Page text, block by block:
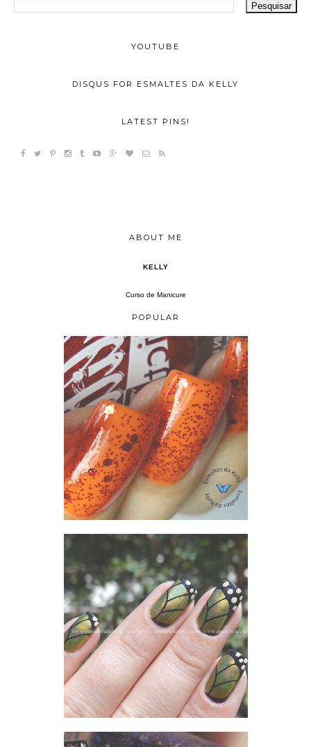
YOUTUBE
DISQUS FOR ESMALTES DA KELLY
LATEST PINS!
ABOUT ME
KELLY
Curso de Manicure
POPULAR
CHRIS "COM QUEM VOU SAIR" LORENA + ANIMATE L.A.GIRL GLITTER ADDICT ANIMATE
ACID LEMON E ANIMAL PRINT BUTERFLY